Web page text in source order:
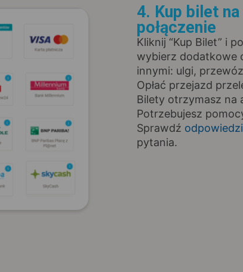
4. Kup bilet
połączenie
Kliknij “Kup Bilet” i
wybierz dodatkowe
innymi: ulgi,
Opłać przejazd
Bilety otrzymasz na
Potrzebujesz
Sprawdź odpowiedzi
pytania.